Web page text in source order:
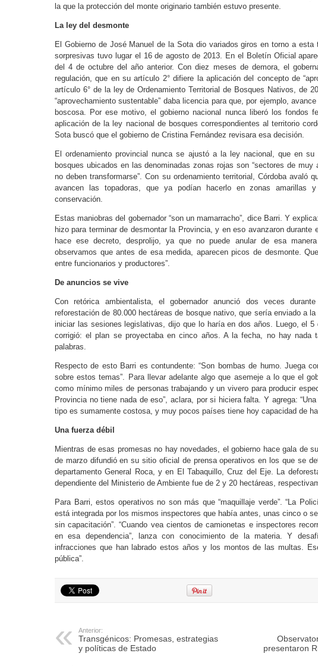
la que la protección del monte originario también estuvo presente.
La ley del desmonte
El Gobierno de José Manuel de la Sota dio variados giros en torno a
sorpresivas tuvo lugar el 16 de agosto de 2013. En el Boletín Oficial
del 4 de octubre del año anterior. Con diez meses de demora, el
regulación, que en su artículo 2° difiere la aplicación del concepto de
artículo 6° de la ley de Ordenamiento Territorial de Bosques Nativos, de
“aprovechamiento sustentable” daba licencia para que, por ejemplo,
boscosa. Por ese motivo, el gobierno nacional nunca liberó los fondos
aplicación de la ley nacional de bosques correspondientes al territorio
Sota buscó que el gobierno de Cristina Fernández revisara esa decisión.
El ordenamiento provincial nunca se ajustó a la ley nacional, que en
bosques ubicados en las denominadas zonas rojas son “sectores de muy
no deben transformarse”. Con su ordenamiento territorial, Córdoba avaló
avancen las topadoras, que ya podían hacerlo en zonas amarillas
conservación.
Estas maniobras del gobernador “son un mamarracho”, dice Barri. Y
hizo para terminar de desmontar la Provincia, y en eso avanzaron durante
hace ese decreto, desprolijo, ya que no puede anular de esa
observamos que antes de esa medida, aparecen picos de desmonte.
entre funcionarios y productores”.
De anuncios se vive
Con retórica ambientalista, el gobernador anunció dos veces
reforestación de 80.000 hectáreas de bosque nativo, que sería enviado a
iniciar las sesiones legislativas, dijo que lo haría en dos años. Luego, el
corrigió: el plan se proyectaba en cinco años. A la fecha, no hay nada
palabras.
Respecto de esto Barri es contundente: “Son bombas de humo. Juega
sobre estos temas”. Para llevar adelante algo que asemeje a lo que el
como mínimo miles de personas trabajando y un vivero para producir
Provincia no tiene nada de eso”, aclara, por si hiciera falta. Y agrega:
tipo es sumamente costosa, y muy pocos países tiene hoy capacidad de
Una fuerza débil
Mientras de esas promesas no hay novedades, el gobierno hace gala de
de marzo difundió en su sitio oficial de prensa operativos en los que se
departamento General Roca, y en El Tabaquillo, Cruz del Eje. La
dependiente del Ministerio de Ambiente fue de 2 y 20 hectáreas,
Para Barri, estos operativos no son más que “maquillaje verde”. “La
está integrada por los mismos inspectores que había antes, unas cinco o
sin capacitación”. “Cuando vea cientos de camionetas e inspectores
en esa dependencia”, lanza con conocimiento de la materia. Y
infracciones que han labrado estos años y los montos de las multas.
pública”.
Anterior:
Transgénicos: Promesas, estrategias
y políticas de Estado
presentaron